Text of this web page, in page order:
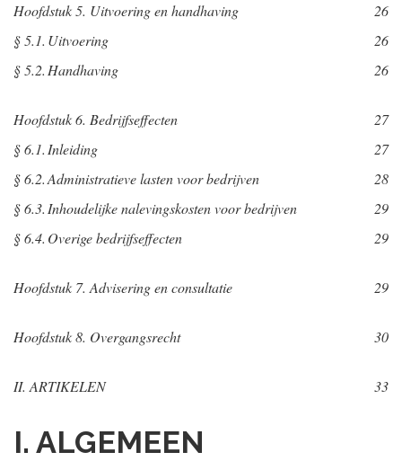
Hoofdstuk 5. Uitvoering en handhaving
26
§ 5.1. Uitvoering
26
§ 5.2. Handhaving 26
Hoofdstuk 6. Bedrijfseffecten
27
§ 6.1. Inleiding
27
§ 6.2.Administratieve lasten voor bedrijven
28
§ 6.3. Inhoudelijke nalevingskosten voor bedrijven
29
§ 6.4. Overige bedrijfseffecten 29
Hoofdstuk 7. Advisering en consultatie 29
Hoofdstuk 8. Overgangsrecht 30
II. ARTIKELEN 33
I. ALGEMEEN